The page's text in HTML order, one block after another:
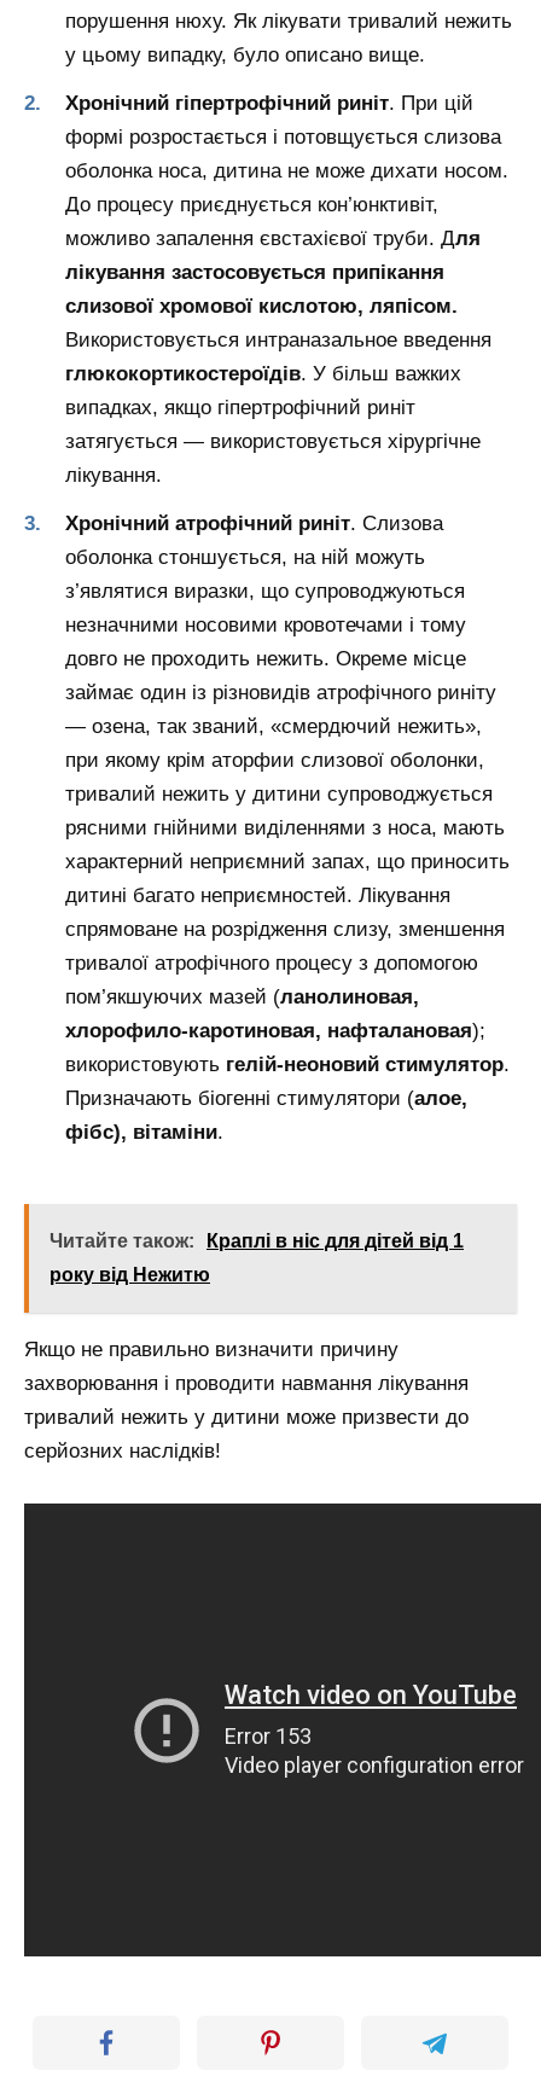
порушення нюху. Як лікувати тривалий нежить
у цьому випадку, було описано вище.
Хронічний гіпертрофічний риніт. При цій
формі розростається і потовщується слизова
оболонка носа, дитина не може дихати носом.
До процесу приєднується кон’юнктивіт,
можливо запалення євстахієвої труби. Для
лікування застосовується припікання
слизової хромової кислотою, ляпісом.
Використовується интраназальное введення
глюкокортикостероїдів. У більш важких
випадках, якщо гіпертрофічний риніт
затягується — використовується хірургічне
лікування.
Хронічний атрофічний риніт. Слизова
оболонка стоншується, на ній можуть
з’являтися виразки, що супроводжуються
незначними носовими кровотечами і тому
довго не проходить нежить. Окреме місце
займає один із різновидів атрофічного риніту
— озена, так званий, «смердючий нежить»,
при якому крім аторфии слизової оболонки,
тривалий нежить у дитини супроводжується
рясними гнійними виділеннями з носа, мають
характерний неприємний запах, що приносить
дитині багато неприємностей. Лікування
спрямоване на розрідження слизу, зменшення
тривалої атрофічного процесу з допомогою
пом’якшуючих мазей (ланолиновая,
хлорофило-каротиновая, нафталановая);
використовують гелій-неоновий стимулятор.
Призначають біогенні стимулятори (алое,
фібс), вітаміни.
Читайте також:
Краплі в ніс для дітей від 1
року від Нежитю
Якщо не правильно визначити причину
захворювання і проводити навмання лікування
тривалий нежить у дитини може призвести до
серйозних наслідків!